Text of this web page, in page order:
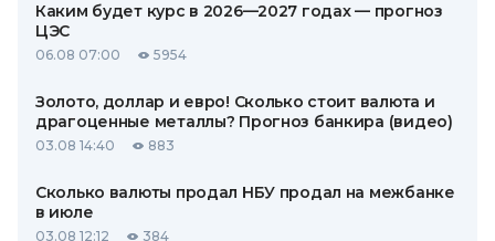
Каким будет курс в 2026—2027 годах — прогноз
ЦЭС
06.08 07:00 5954
Золото, доллар и евро! Сколько стоит валюта и
драгоценные металлы? Прогноз банкира (видео)
03.08 14:40 883
Сколько валюты продал НБУ продал на межбанке
в июле
03.08 12:12 384